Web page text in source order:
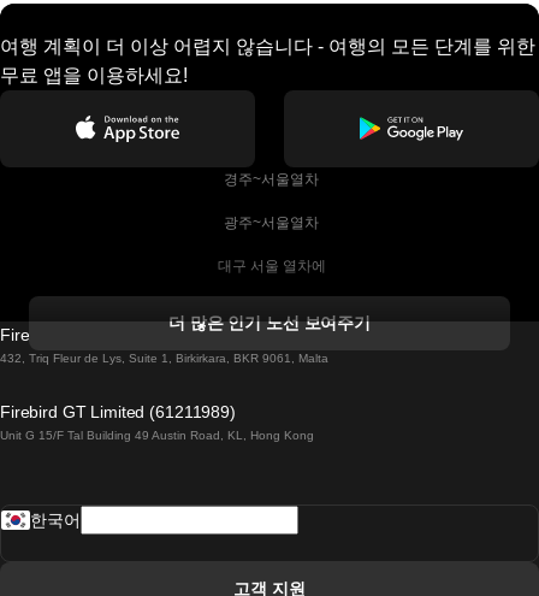
여행 계획이 더 이상 어렵지 않습니다 - 여행의 모든 단계를 위한
무료 앱을 이용하세요!
경주~서울열차
광주~서울열차
대구 서울 열차에
더블린에서 골웨이 열차
로마에서 나폴리 열차
더 많은 인기 노선 보여주기
Firebird GT Limited (OC 1451)
432, Triq Fleur de Lys, Suite 1, Birkirkara, BKR 9061, Malta
Firebird GT Limited (61211989)
Unit G 15/F Tal Building 49 Austin Road, KL, Hong Kong
한국어
고객 지원